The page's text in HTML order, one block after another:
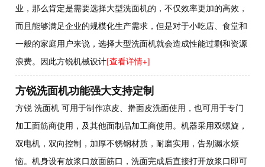
业，那么肯定是需要选择大型洗面机的，不仅效率更加的高效，
而且能够满足企业的规模化生产需求，但是对于小吃店、食堂和
一般的家庭用户来说，选择大型洗面机就会造成性能过剩和资源
浪费。因此方锐机械设计[查看详情+]
方锐洗面机功能强大支持定制
方锐 洗面机 可用于制作凉皮、擀面皮洗面使用，也可用于专门
加工面筋商使用，及其他面制品加工商使用。机器采用双螺旋，
双电机，双向控制，加厚不锈钢材质，耐磨实用，告别漏水烦
恼。机身设有放浆口放面筋口，洗面完成后直接打开放浆口即可